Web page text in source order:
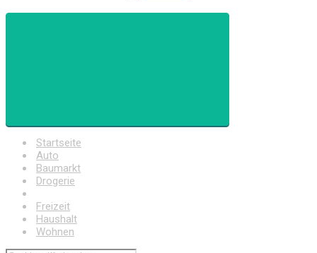
Startseite
Auto
Baumarkt
Drogerie
Freizeit
Haushalt
Wohnen